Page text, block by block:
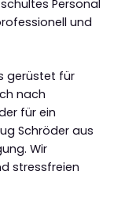
Personal
und
gerüstet für
nach
für ein
Schröder aus
Wir
stressfreien